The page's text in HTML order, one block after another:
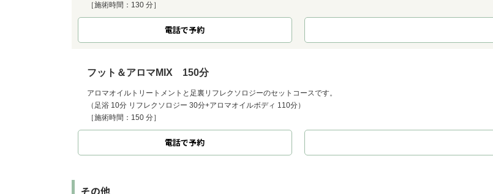
［施術時間：130 分］
電話で予約
フット＆アロマMIX 150分
アロマオイルトリートメントと足裏リフレクソロジーのセットコースです。
（足浴 10分 リフレクソロジー 30分+アロマオイルボディ 110分）
［施術時間：150 分］
電話で予約
その他